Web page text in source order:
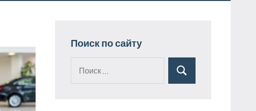
Поиск по сайту
Поиск